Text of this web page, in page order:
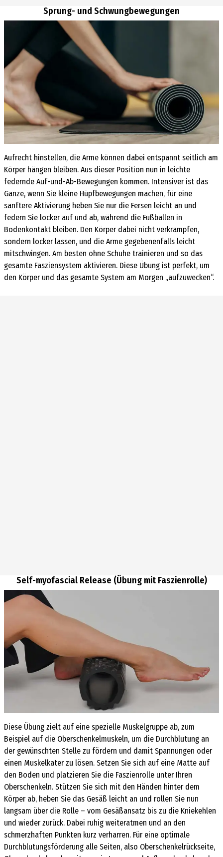
Sprung- und Schwungbewegungen
Aufrecht hinstellen, die Arme können dabei entspannt seitlich am
Körper hängen bleiben. Aus dieser Position nun in leichte
federnde Auf-und-Ab-Bewegungen kommen. Intensiver ist das
Ganze, wenn Sie kleine Hüpfbewegungen machen, für eine
sanftere Aktivierung heben Sie nur die Fersen leicht an und
federn Sie locker auf und ab, während die Fußballen in
Bodenkontakt bleiben. Den Körper dabei nicht verkrampfen,
sondern locker lassen, und die Arme gegebenenfalls leicht
mitschwingen. Am besten ohne Schuhe trainieren und so das
gesamte Fasziensystem aktivieren. Diese Übung ist perfekt, um
den Körper und das gesamte System am Morgen „aufzuwecken“.
Self-myofascial Release (Übung mit Faszienrolle)
Diese Übung zielt auf eine spezielle Muskelgruppe ab, zum
Beispiel auf die Oberschenkelmuskeln, um die Durchblutung an
der gewünschten Stelle zu fördern und damit Spannungen oder
einen Muskelkater zu lösen. Setzen Sie sich auf eine Matte auf
den Boden und platzieren Sie die Faszienrolle unter Ihren
Oberschenkeln. Stützen Sie sich mit den Händen hinter dem
Körper ab, heben Sie das Gesäß leicht an und rollen Sie nun
langsam über die Rolle – vom Gesäßansatz bis zu die Kniekehlen
und wieder zurück. Dabei ruhig weiteratmen und an den
schmerzhaften Punkten kurz verharren. Für eine optimale
Durchblutungsförderung alle Seiten, also Oberschenkelrückseite,